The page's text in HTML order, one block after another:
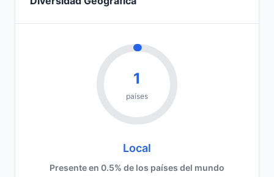
1
países
Local
Presente en 0.5% de los países del mundo